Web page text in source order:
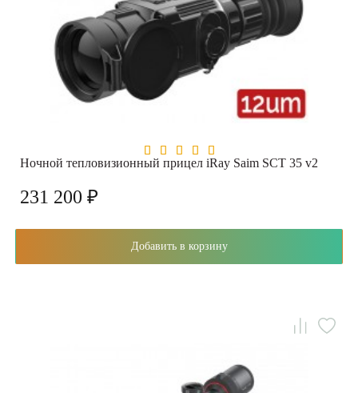
Ночной тепловизионный прицел iRay Saim SCT 35 v2
231 200 ₽
Добавить в корзину